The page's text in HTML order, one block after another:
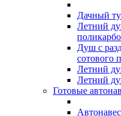
Дачный
Летний
Душ с
сотового
Летний
Летний
Готовые